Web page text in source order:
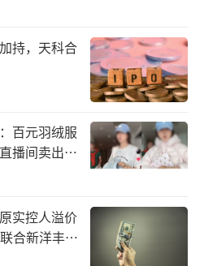
为乳品及饮料类，收入
增长1.9%。其中“旺仔
，但饮料及其他类收
品类收入持续增长：202
，达119.56亿元；202
元，同比增长1.3%。核
现低单位数增长，饮料
位数增长。
道多元化战略成效显
持，天科合
百元羽绒服
播间卖出超
实控人溢价
合新洋丰、